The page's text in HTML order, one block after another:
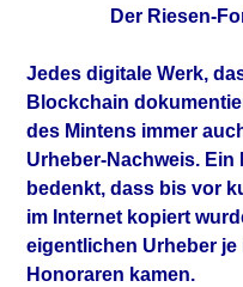
Der Riesen-
Jedes digitale Werk,
Blockchain
des Mintens immer
Urheber-Nachweis.
bedenkt, dass bis vor
im Internet kopiert
eigentlichen Urheber
Honoraren kamen.